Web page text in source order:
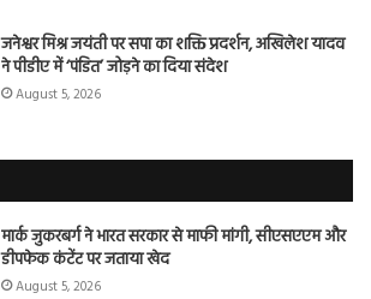
जनेश्वर मिश्र जयंती पर सपा का शक्ति प्रदर्शन, अखिलेश यादव
ने पीडीए में ‘पंडित’ जोड़ने का दिया संदेश
August 5, 2026
मार्क जुकरबर्ग ने भारत सरकार से माफी मांगी, सीएसएएम और
डीपफेक कंटेंट पर जताया खेद
August 5, 2026